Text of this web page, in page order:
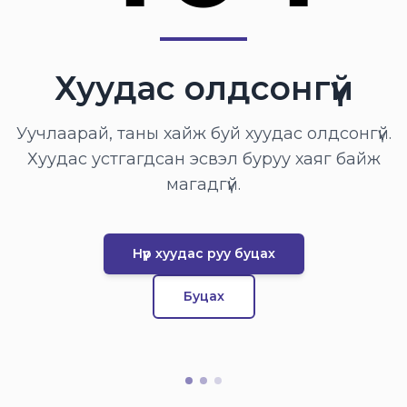
Хуудас олдсонгүй
Уучлаарай, таны хайж буй хуудас олдсонгүй.
Хуудас устгагдсан эсвэл буруу хаяг байж
магадгүй.
Нүүр хуудас руу буцах
Буцах